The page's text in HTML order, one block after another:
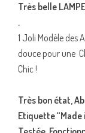
Très belle
.
1 Joli Modèle des
douce pour une
Chic !
Très bon état,
Etiquette “Made